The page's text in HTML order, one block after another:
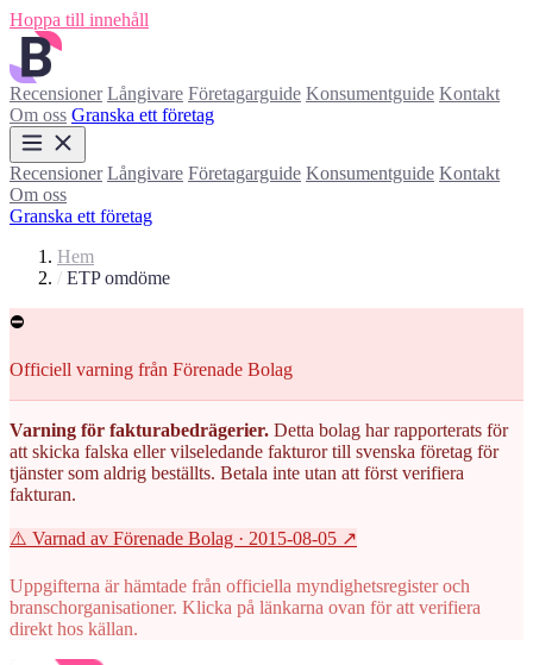
Hoppa till innehåll
Recensioner Långivare Företagarguide Konsumentguide Kontakt
Om oss Granska ett företag
Recensioner Långivare Företagarguide Konsumentguide Kontakt
Om oss
Granska ett företag
Hem
/ ETP omdöme
⛔
Officiell varning från Förenade Bolag
Varning för fakturabedrägerier. Detta bolag har rapporterats för
att skicka falska eller vilseledande fakturor till svenska företag för
tjänster som aldrig beställts. Betala inte utan att först verifiera
fakturan.
⚠️ Varnad av Förenade Bolag · 2015-08-05 ↗
Uppgifterna är hämtade från officiella myndighetsregister och
branschorganisationer. Klicka på länkarna ovan för att verifiera
direkt hos källan.